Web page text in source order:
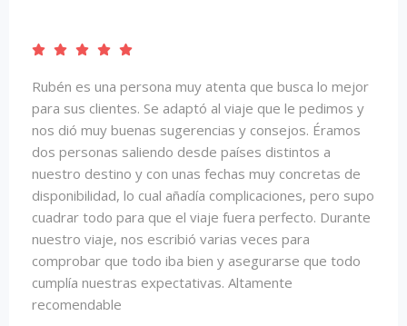
muy atenta que busca lo mejor
Se adaptó al viaje que le pedimos y
sugerencias y consejos. Éramos
desde países distintos a
con unas fechas muy concretas de
cual añadía complicaciones, pero supo
que el viaje fuera perfecto. Durante
escribió varias veces para
iba bien y asegurarse que todo
expectativas. Altamente
Desde el primer
el trato ha sido
adaptado
peticiones, son
que tuviesemos
salido
Isabel